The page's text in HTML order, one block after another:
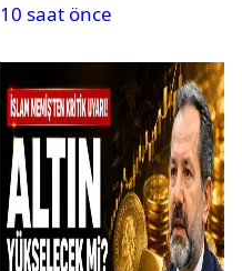
açıklandı
10 saat önce